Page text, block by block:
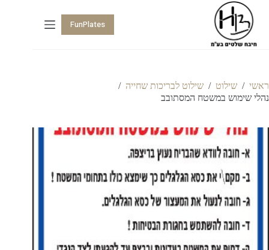
FunPlates
ראשי / שילוט / שילוט לבריכות שחייה /
נהלי שימוש במשטח המסתובב